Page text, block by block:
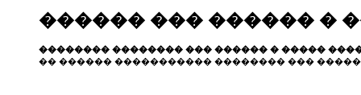
������ ��� ������ �
�������� �������� ��� ������ � �����
�� ������ ����������� �������� ���